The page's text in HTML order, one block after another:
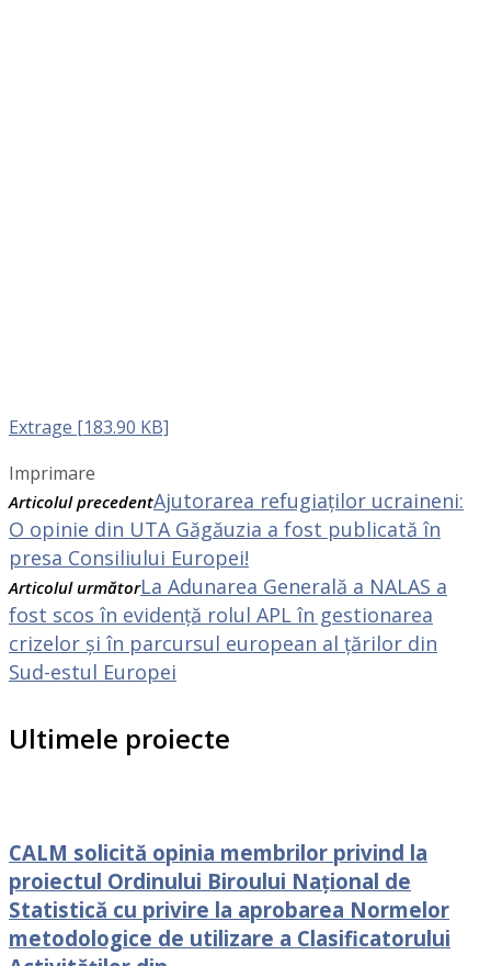
Extrage [183.90 KB]
Imprimare
Articolul precedentAjutorarea refugiaților ucraineni:
O opinie din UTA Găgăuzia a fost publicată în
presa Consiliului Europei!
Articolul următorLa Adunarea Generală a NALAS a
fost scos în evidență rolul APL în gestionarea
crizelor și în parcursul european al țărilor din
Sud-estul Europei
Ultimele proiecte
CALM solicită opinia membrilor privind la
proiectul Ordinului Biroului Național de
Statistică cu privire la aprobarea Normelor
metodologice de utilizare a Clasificatorului